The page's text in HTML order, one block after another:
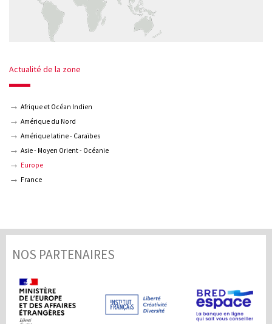
Actualité de la zone
Afrique et Océan Indien
Amérique du Nord
Amérique latine - Caraïbes
Asie - Moyen Orient - Océanie
Europe
France
NOS PARTENAIRES